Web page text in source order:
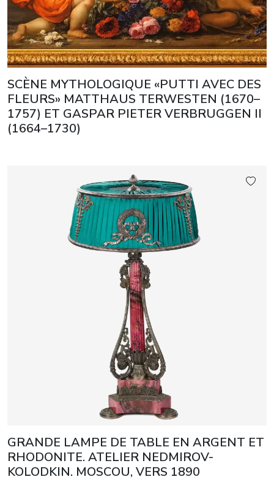
SCÈNE MYTHOLOGIQUE «PUTTI AVEC DES
FLEURS» MATTHAUS TERWESTEN (1670–
1757) ET GASPAR PIETER VERBRUGGEN II
(1664–1730)
GRANDE LAMPE DE TABLE EN ARGENT ET
RHODONITE. ATELIER NEDMIROV-
KOLODKIN. MOSCOU, VERS 1890